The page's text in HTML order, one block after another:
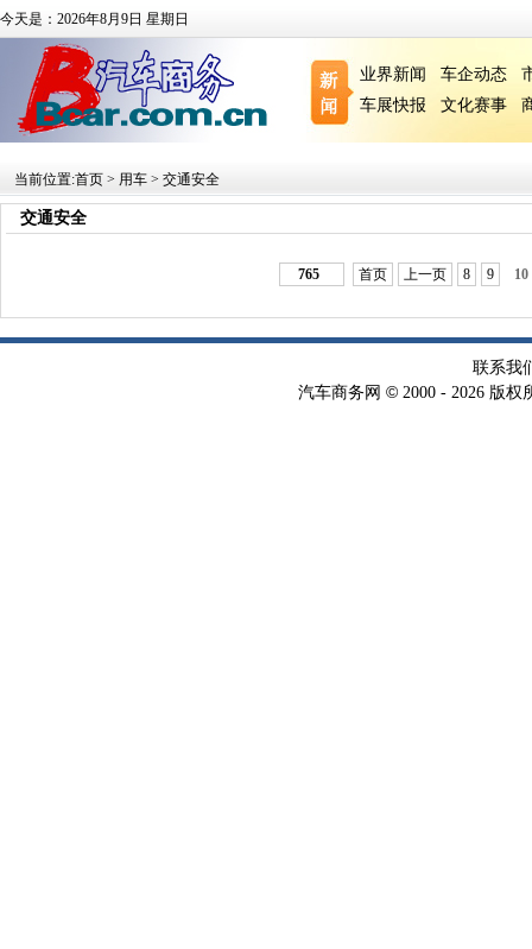
今天是：2026年8月9日 星期日
业界新闻 车企动态
车展快报
文化赛事
当前位置:首页 > 用车 > 交通安全
交通安全
765 首页 上一页 8 9 10
联系我
汽车商务网 © 2000 - 2026 版权